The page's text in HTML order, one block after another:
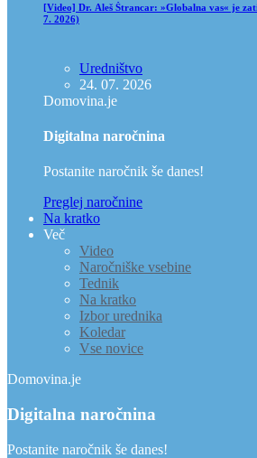
[Video] Dr. Aleš Štrancar: »Globalna vas« je
7. 2026)
Uredništvo
24. 07. 2026
Domovina.je
Digitalna naročnina
Postanite naročnik še danes!
Preglej naročnine
Na kratko
Več
Video
Naročniške vsebine
Tednik
Na kratko
Izbor urednika
Koledar
Vse novice
Domovina.je
Digitalna naročnina
Postanite naročnik še danes!